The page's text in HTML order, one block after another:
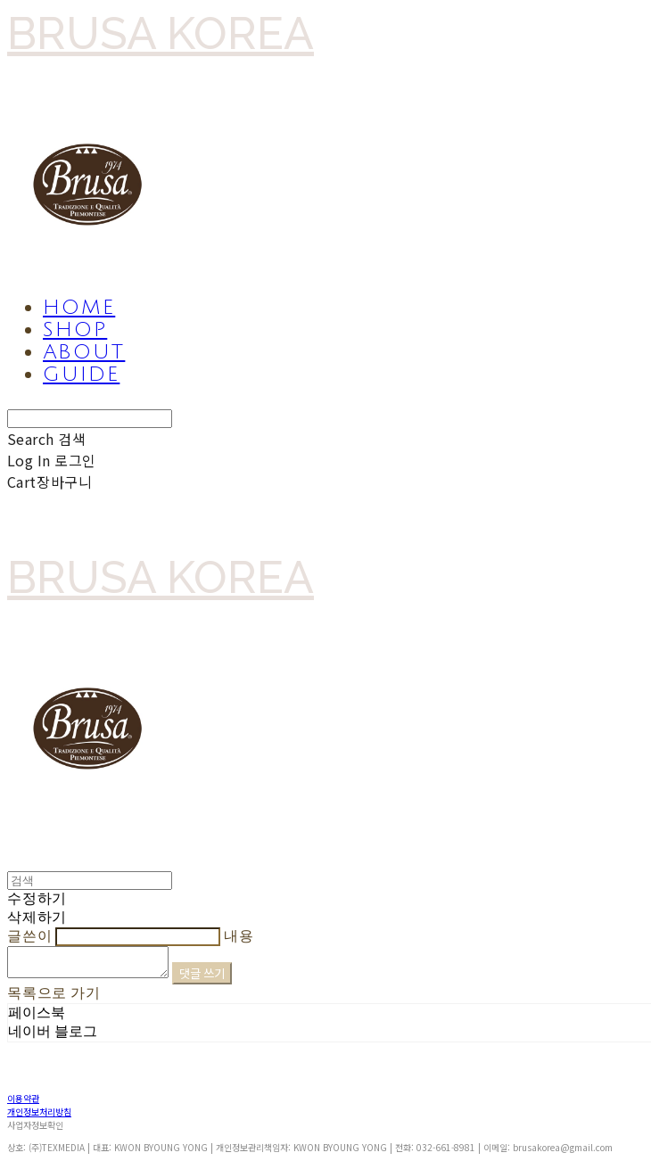
BRUSA KOREA
HOME
SHOP
ABOUT
GUIDE
Search 검색
Log In 로그인
Cart장바구니
BRUSA KOREA
수정하기
삭제하기
글쓴이
내용
댓글 쓰기
목록으로 가기
페이스북
네이버 블로그
이용약관
개인정보처리방침
사업자정보확인
상호: (주)TEXMEDIA | 대표: KWON BYOUNG YONG | 개인정보관리책임자: KWON BYOUNG YONG | 전화: 032-661-8981 | 이메일: brusakorea@gmail.com